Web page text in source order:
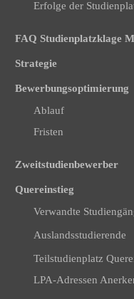
Erfolge der
FAQ Studienplatzklage
Strategie
Bewerbungsoptimierung
Ablauf
Fristen
Zweitstudienbewerber
Quereinstieg
Verwandte
Auslandsstudierende
Teilstudienplatz
LPA-Adressen